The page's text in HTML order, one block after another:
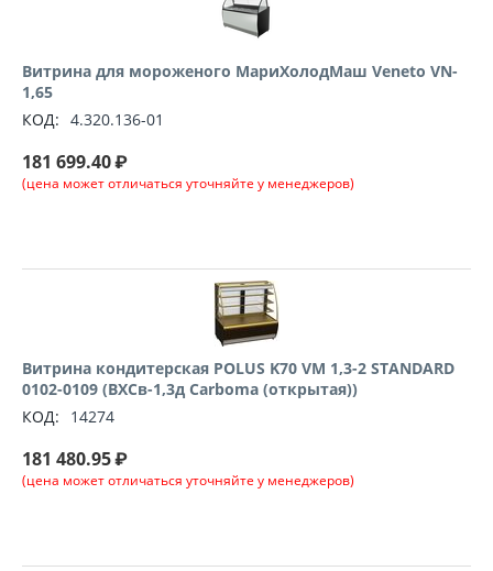
Витрина для мороженого МариХолодМаш Veneto VN-
1,65
КОД: 4.320.136-01
181 699.40₽
(цена может отличаться уточняйте у менеджеров)
Витрина кондитерская POLUS K70 VM 1,3-2 STANDARD
0102-0109 (ВХСв-1,3д Сarboma (открытая))
КОД:
14274
181 480.95₽
(цена может отличаться уточняйте у менеджеров)